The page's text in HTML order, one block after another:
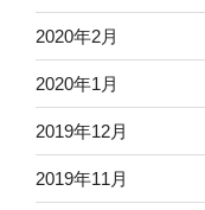
2020年2月
2020年1月
2019年12月
2019年11月